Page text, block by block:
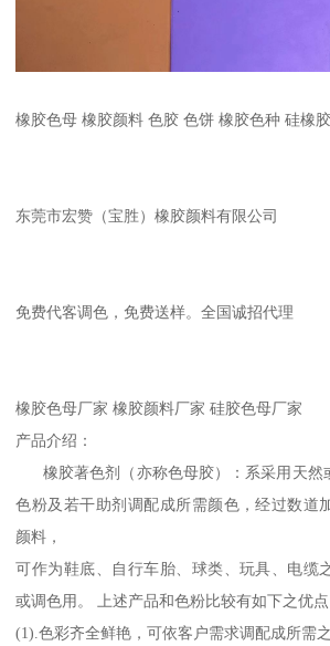
橡胶色母 橡胶颜料 色胶 色饼 橡胶色种 硅橡
东莞市宏赞（宝胜）橡胶颜料有限公司
免费代客调色，免费送样。全国诚招代理
橡胶色母厂家 橡胶颜料厂家 硅胶色母厂家
产品介绍：
橡胶著色剂（亦称色母胶）：系采用天然
色粉及若干助剂调配成所需颜色，经过数道
颜料，
可作为鞋底、自行车胎、球类、玩具、电
或调色用。 上述产品和色粉比较有如下之优点
(1).色彩齐全鲜艳，可依客户需求调配成所需之